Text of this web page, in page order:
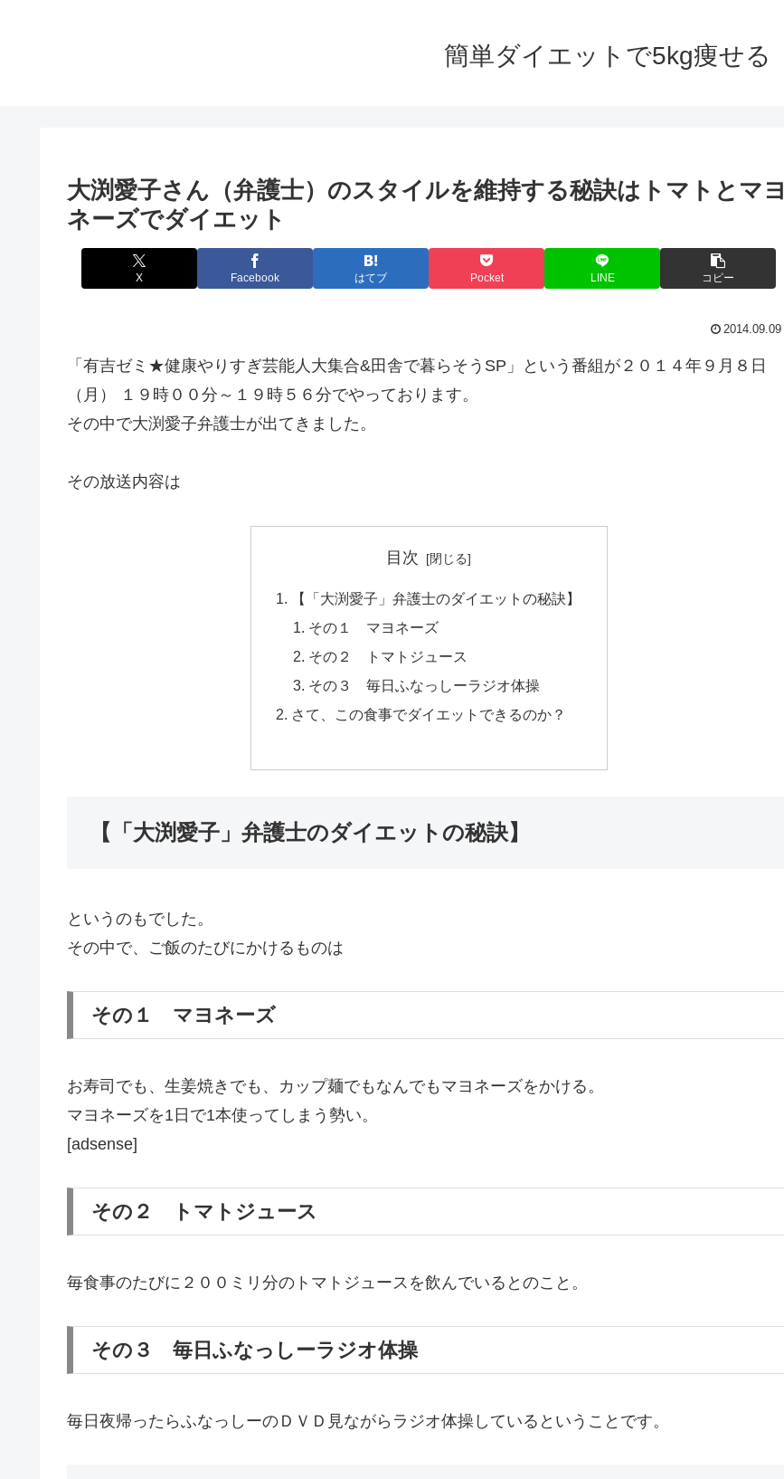
簡単ダイエットで5kg痩せる
大渕愛子さん（弁護士）のスタイルを維持する秘訣はトマトとマヨ
ネーズでダイエット
X Facebook はてブ Pocket LINE コピー
2014.09.09
「有吉ゼミ★健康やりすぎ芸能人大集合&田舎で暮らそうSP」という番組が２０１４年９月８日
（月） １９時００分～１９時５６分でやっております。
その中で大渕愛子弁護士が出てきました。
その放送内容は
目次
【「大渕愛子」弁護士のダイエットの秘訣】
その１ マヨネーズ
その２ トマトジュース
その３ 毎日ふなっしーラジオ体操
さて、この食事でダイエットできるのか？
【「大渕愛子」弁護士のダイエットの秘訣】
というのもでした。
その中で、ご飯のたびにかけるものは
その１ マヨネーズ
お寿司でも、生姜焼きでも、カップ麺でもなんでもマヨネーズをかける。
マヨネーズを1日で1本使ってしまう勢い。
[adsense]
その２ トマトジュース
毎食事のたびに２００ミリ分のトマトジュースを飲んでいるとのこと。
その３ 毎日ふなっしーラジオ体操
毎日夜帰ったらふなっしーのＤＶＤ見ながらラジオ体操しているということです。